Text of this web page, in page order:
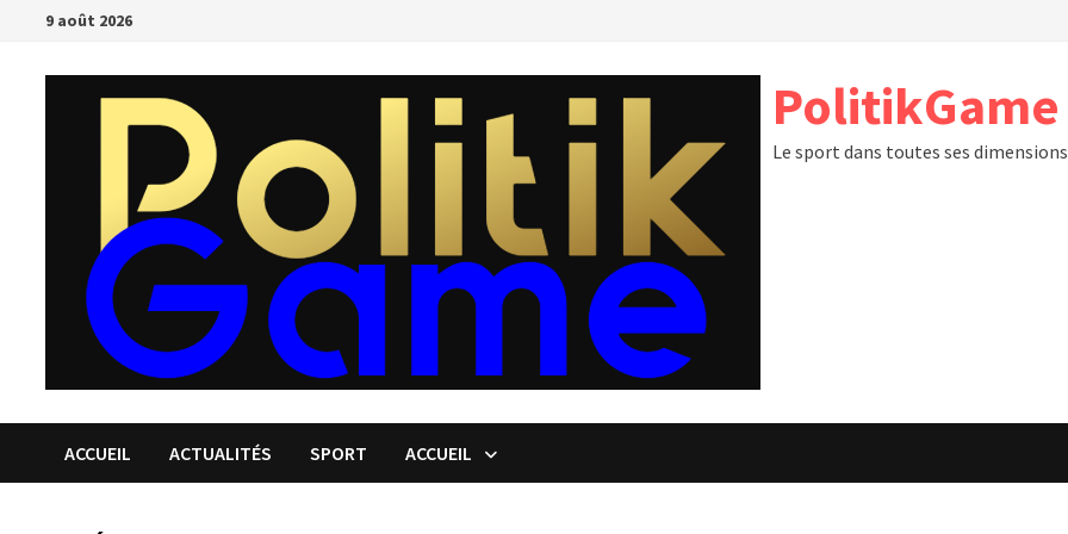
Passer
contenu
9 août 2026
PolitikGame
Le sport dans toutes ses dimensions
ACCUEIL ACTUALITÉS SPORT ACCUEIL